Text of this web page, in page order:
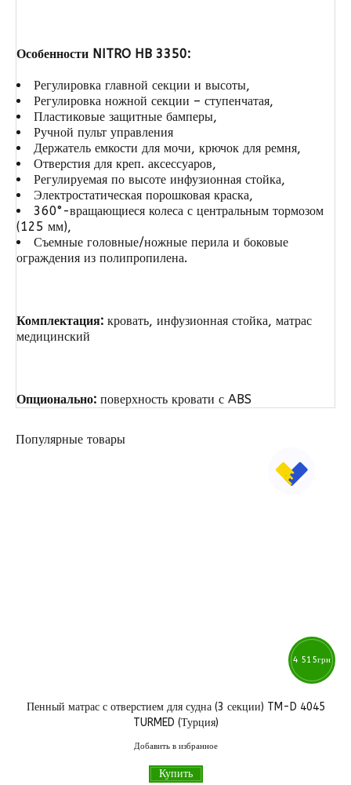
Особенности NITRO HB 3350:
Регулировка главной секции и высоты,
Регулировка ножной секции – ступенчатая,
Пластиковые защитные бамперы,
Ручной пульт управления
Держатель емкости для мочи, крючок для ремня,
Отверстия для креп. аксессуаров,
Регулируемая по высоте инфузионная стойка,
Электростатическая порошковая краска,
360°-вращающиеся колеса с центральным тормозом
(125 мм),
Съемные головные/ножные перила и боковые
ограждения из полипропилена.
Комплектация: кровать, инфузионная стойка, матрас
медицинский
Опционально: поверхность кровати с ABS
Популярные товары
Пенный матрас с отверстием для судна (3 секции) TM-D 4045
TURMED (Турция)
Добавить в избранное
4 515грн
Купить